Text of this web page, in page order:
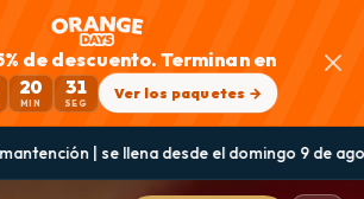
de descuento. Terminan en
20
MIN
28
SEG
Ver los paquetes →
domingo 9 de agosto y vuelve a estar